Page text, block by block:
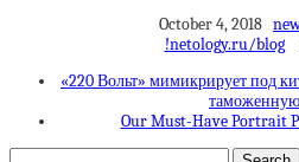
October 4, 2018
!netology.ru/blog
«220 Вольт» мимикрирует под
Our Must-Have Portrait